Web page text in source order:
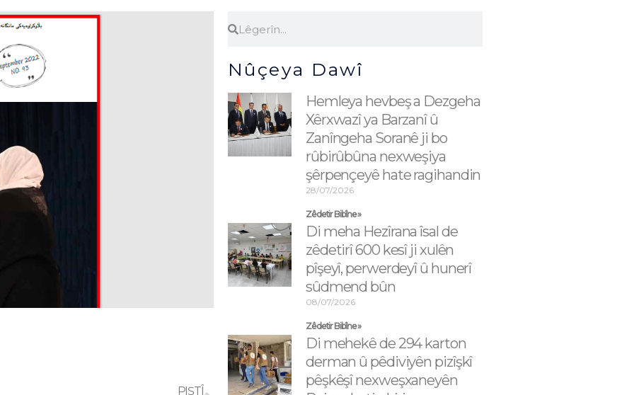
PIŞTÎ
Nûçeya Dawî
Hemleya hevbeş a Dezgeha
Xêrxwazî ya Barzanî û
Zanîngeha Soranê ji bo
rûbirûbûna nexweşiya
şêrpençeyê hate ragihandin
28/07/2026
Zêdetir Bibîne »
Di meha Hezîrana îsal de
zêdetirî 600 kesî ji xulên
pîşeyî, perwerdeyî û hunerî
sûdmend bûn
08/07/2026
Zêdetir Bibîne »
Di mehekê de 294 karton
derman û pêdiviyên pizîşkî
pêşkêşî nexweşxaneyên